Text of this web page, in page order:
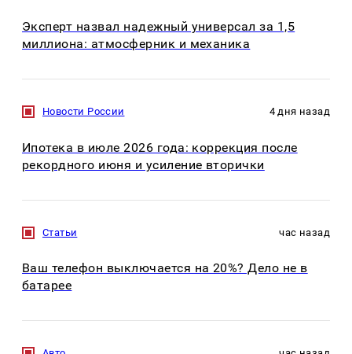
Эксперт назвал надежный универсал за 1,5
миллиона: атмосферник и механика
Новости России 4 дня назад
Ипотека в июле 2026 года: коррекция после
рекордного июня и усиление вторички
Статьи час назад
Ваш телефон выключается на 20%? Дело не в
батарее